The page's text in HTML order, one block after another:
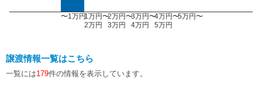
〜1万円1万円〜
2万円
2万円〜
3万円
3万円〜
4万円
4万円〜
5万円
5万円〜
譲渡情報一覧はこちら
一覧には179件の情報を表示しています。